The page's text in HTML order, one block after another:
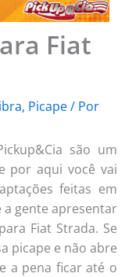
Fiat
, Picape/ Por
são um
por aqui você vai
feitas em
a gente apresentar
Fiat Strada. Se
picape e não abre
a pena ficar até o